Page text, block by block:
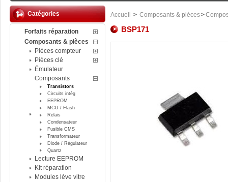
Catégories
Forfaits réparation
Composants & pièces
Pièces compteur
Pièces clé
Émulateur
Composants
Transistors
Circuits intég
EEPROM
MCU / Flash
Relais
Condensateur
Fusible CMS
Transformateur
Diode / Régulateur
Quartz
Lecture EEPROM
Kit réparation
Modules lève vitre
Accueil > Composants & pièces>
BSP171